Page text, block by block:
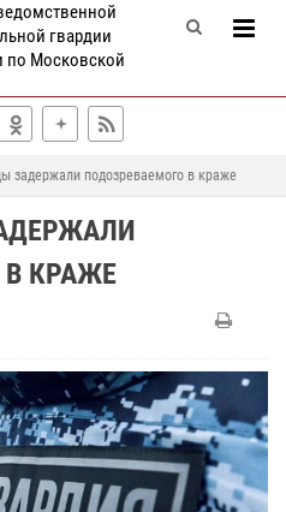
гвардии
по Московской
задержали подозреваемого в краже
В КРАЖЕ